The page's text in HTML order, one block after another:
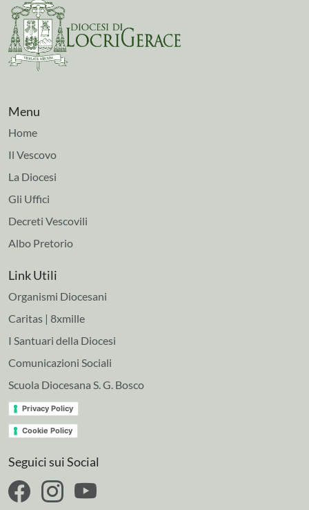
Menu
Home
Il Vescovo
La Diocesi
Gli Uffici
Decreti Vescovili
Albo Pretorio
Link Utili
Organismi Diocesani
Caritas | 8xmille
I Santuari della Diocesi
Comunicazioni Sociali
Scuola Diocesana S. G. Bosco
Privacy Policy
Cookie Policy
Seguici sui Social